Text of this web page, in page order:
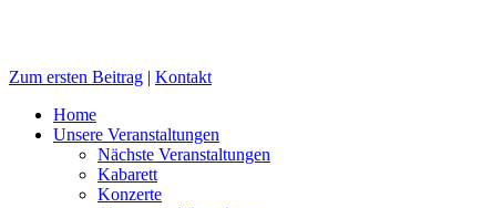
Zum ersten Beitrag | Kontakt
Home
Unsere Veranstaltungen
Nächste Veranstaltungen
Kabarett
Konzerte